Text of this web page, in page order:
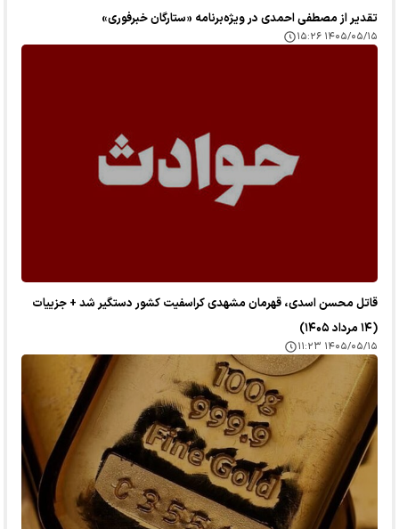
تقدیر از مصطفی احمدی در ویژه‌برنامه «ستارگان خبرفوری»
۱۴۰۵/۰۵/۱۵ ۱۵:۲۶
قاتل محسن اسدی، قهرمان مشهدی کراسفیت کشور دستگیر شد + جزییات
(۱۴ مرداد ۱۴۰۵)
۱۴۰۵/۰۵/۱۵ ۱۱:۲۳